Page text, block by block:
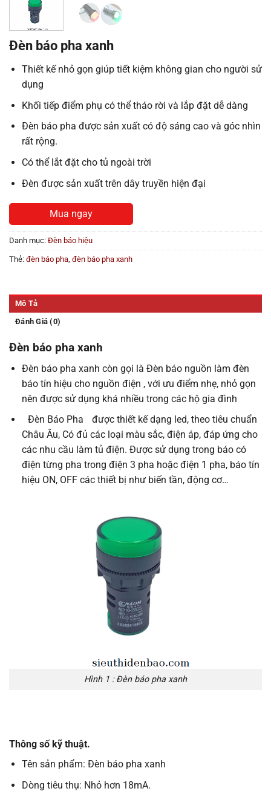
Đèn báo pha xanh
Thiết kế nhỏ gọn giúp tiết kiệm không gian cho người sử
dụng
Khối tiếp điểm phụ có thể tháo rời và lắp đặt dễ dàng
Đèn báo pha được sản xuất có độ sáng cao và góc nhìn
rất rộng.
Có thể lắt đặt cho tủ ngoài trời
Đèn được sản xuất trên dây truyền hiện đại
Mua ngay
Danh mục: Đèn báo hiệu
Thẻ: đèn báo pha, đèn báo pha xanh
Mô Tả
Đánh Giá (0)
Đèn báo pha xanh
Đèn báo pha xanh còn gọi là Đèn báo nguồn làm đèn
báo tín hiệu cho nguồn điện , với ưu điểm nhẹ, nhỏ gọn
nên được sử dụng khá nhiều trong các hộ gia đình
Đèn Báo Pha
được thiết kế dạng led, theo tiêu chuẩn
Châu Âu, Có đủ các loại màu sắc, điện áp, đáp ứng cho
các nhu cầu làm tủ điện. Được sử dụng trong báo có
điện từng pha trong điện 3 pha hoặc điện 1 pha, báo tín
hiệu ON, OFF các thiết bị như biến tần, động cơ…
Hình 1 : Đèn báo pha xanh
Thông số kỹ thuật.
Tên sản phẩm: Đèn báo pha xanh
Dòng tiêu thụ: Nhỏ hơn 18mA.